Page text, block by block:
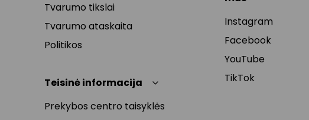
Tvarumo tikslai
Tvarumo ataskaita
Politikos
Teisinė informacija
Prekybos centro taisyklės
Instagram
Facebook
YouTube
TikTok